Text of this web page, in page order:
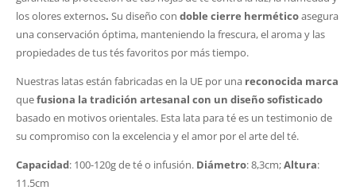
los olores externos. Su diseño con doble cierre herméticoasegura
una conservación óptima, manteniendo la frescura, el aroma y las
propiedades de tus tés favoritos por más tiempo.
Nuestras latas están fabricadas en la UE por unareconocida marca
quefusiona la tradición artesanal con un diseño sofisticado
basado en motivos orientales. Esta lata para té es un testimonio de
su compromiso con la excelencia y el amor por el arte del té.
Capacidad: 100-120g de té o infusión. Diámetro: 8,3cm;Altura:
11.5cm